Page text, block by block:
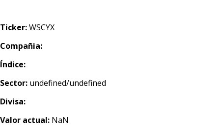
Ticker:WSCYX
Compañia:
Índice:
Sector: undefined/undefined
Divisa:
Valor actual: NaN